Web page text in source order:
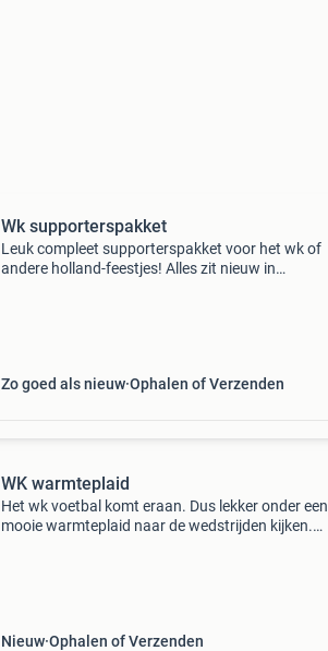
Wk supporterspakket
Leuk compleet supporterspakket voor het wk of
andere holland-feestjes! Alles zit nieuw in
Zo goed als nieuw Ophalen of Verzenden
WK warmteplaid
Het wk voetbal komt eraan. Dus lekker onder een
mooie warmteplaid naar de wedstrijden kijken.
Nieuw Ophalen of Verzenden